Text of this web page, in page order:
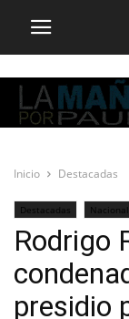
Inicio Destacadas
Destacadas Nacional
Rodrigo
presidio